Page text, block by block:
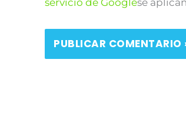
servicio de Googlese